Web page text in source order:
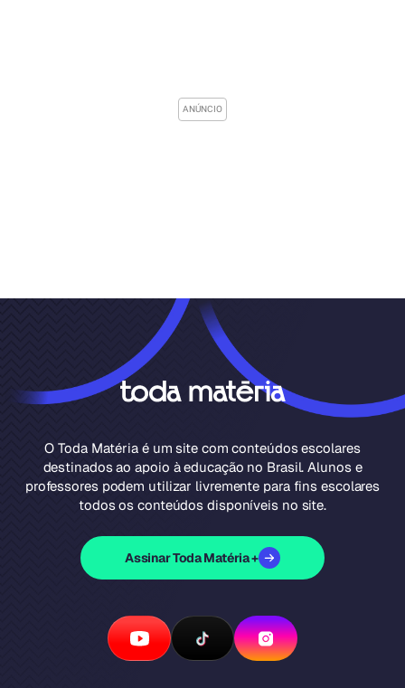
O Toda Matéria é um site com conteúdos escolares
destinados ao apoio à educação no Brasil. Alunos e
professores podem utilizar livremente para fins escolares
todos os conteúdos disponíveis no site.
Assinar Toda Matéria +